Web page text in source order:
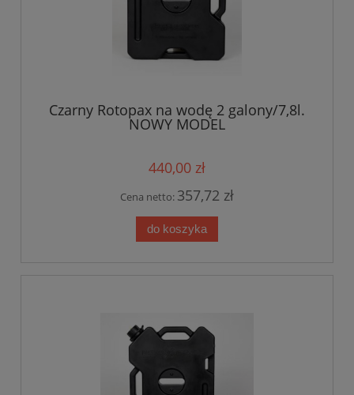
Czarny Rotopax na wodę 2 galony/7,8l.
NOWY MODEL
440,00 zł
Cena netto: 357,72 zł
do koszyka